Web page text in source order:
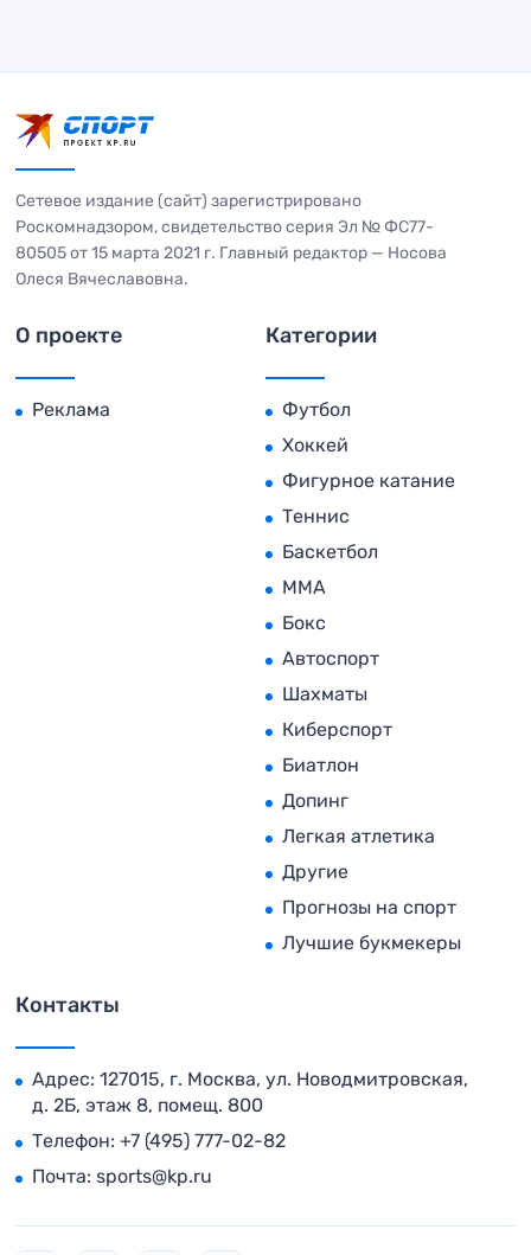
Сетевое издание (сайт) зарегистрировано
Роскомнадзором, свидетельство серия Эл № ФС77-
80505 от 15 марта 2021 г. Главный редактор — Носова
Олеся Вячеславовна.
О проекте
Реклама
Категории
Футбол
Хоккей
Фигурное катание
Теннис
Баскетбол
MMA
Бокс
Автоспорт
Шахматы
Киберспорт
Биатлон
Допинг
Легкая атлетика
Другие
Прогнозы на спорт
Лучшие букмекеры
Контакты
Адрес: 127015, г. Москва, ул. Новодмитровская,
д. 2Б, этаж 8, помещ. 800
Телефон: +7 (495) 777-02-82
Почта: sports@kp.ru